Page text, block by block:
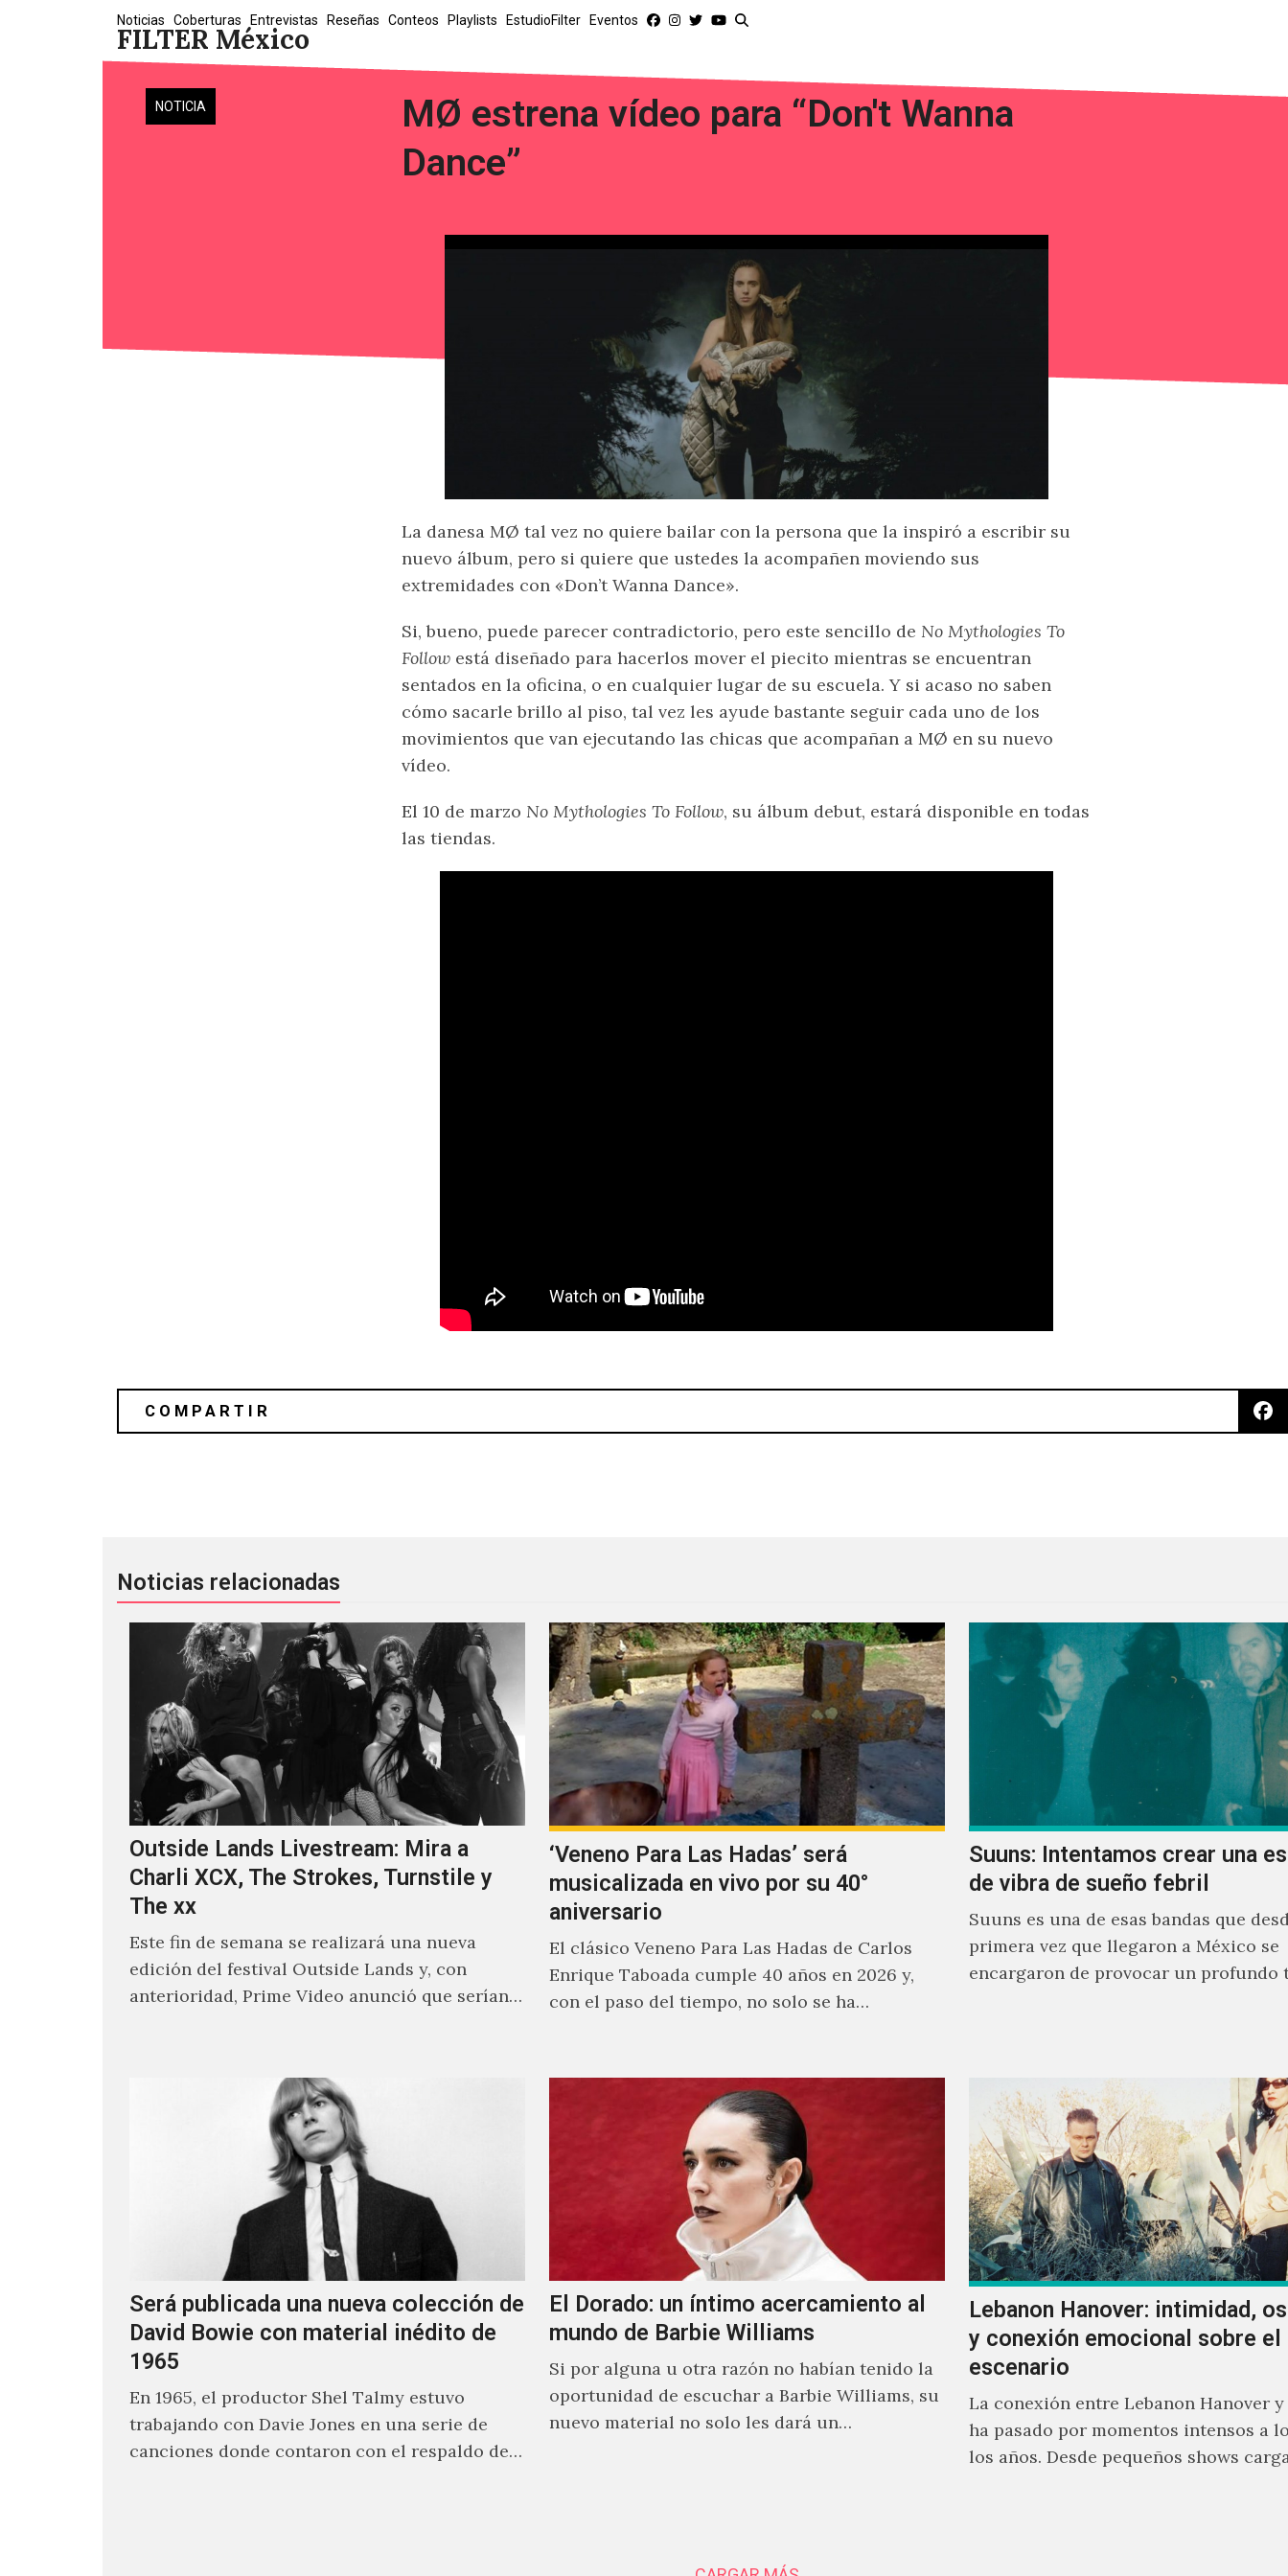
FILTER México
Noticias Coberturas Entrevistas Reseñas Conteos Playlists EstudioFilter Eventos
NOTICIA
MØ estrena vídeo para “Don't Wanna
Dance”
La danesa MØ tal vez no quiere bailar con la persona que la inspiró a escribir su
nuevo álbum, pero si quiere que ustedes la acompañen moviendo sus
extremidades con «Don’t Wanna Dance».
Si, bueno, puede parecer contradictorio, pero este sencillo de No Mythologies To
Follow está diseñado para hacerlos mover el piecito mientras se encuentran
sentados en la oficina, o en cualquier lugar de su escuela. Y si acaso no saben
cómo sacarle brillo al piso, tal vez les ayude bastante seguir cada uno de los
movimientos que van ejecutando las chicas que acompañan a MØ en su nuevo
vídeo.
El 10 de marzo No Mythologies To Follow, su álbum debut, estará disponible en todas
las tiendas.
Noticias relacionadas
Outside Lands Livestream: Mira a
Charli XCX, The Strokes, Turnstile y
The xx
Este fin de semana se realizará una nueva
edición del festival Outside Lands y, con
anterioridad, Prime Video anunció que serían
‘Veneno Para Las Hadas’ será
musicalizada en vivo por su 40°
aniversario
El clásico Veneno Para Las Hadas de Carlos
Enrique Taboada cumple 40 años en 2026 y,
con el paso del tiempo, no solo se ha…
Suuns: Intentamos crear una
de vibra de sueño febril
Suuns es una de esas bandas que
primera vez que llegaron a México se
encargaron de provocar un profundo
Será publicada una nueva colección de
David Bowie con material inédito de
1965
En 1965, el productor Shel Talmy estuvo
trabajando con Davie Jones en una serie de
canciones donde contaron con el respaldo de
El Dorado: un íntimo acercamiento al
mundo de Barbie Williams
Si por alguna u otra razón no habían tenido la
oportunidad de escuchar a Barbie Williams, su
nuevo material no solo les dará un
Lebanon Hanover: intimidad,
y conexión emocional sobre el
escenario
La conexión entre Lebanon Hanover
ha pasado por momentos intensos a
los años. Desde pequeños shows